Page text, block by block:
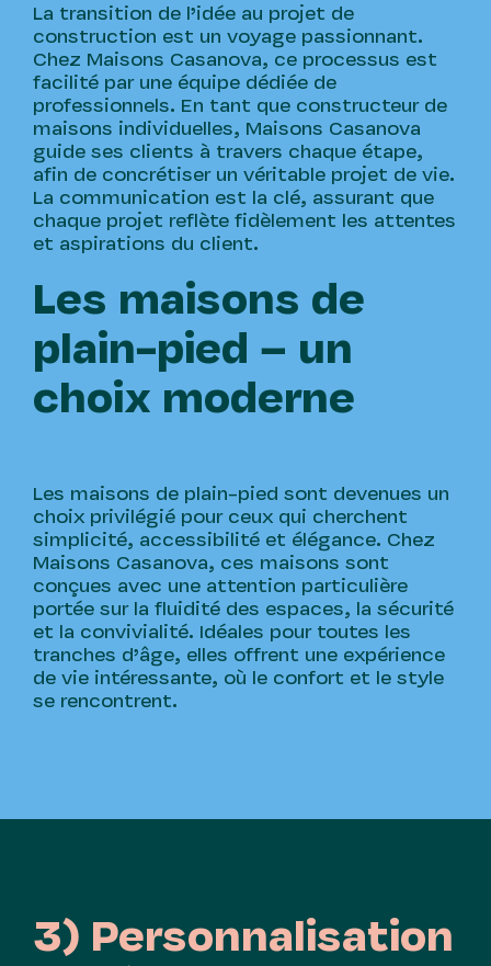
La transition de l’idée au projet de
construction est un voyage passionnant.
Chez Maisons Casanova, ce processus est
facilité par une équipe dédiée de
professionnels. En tant que constructeur de
maisons individuelles, Maisons Casanova
guide ses clients à travers chaque étape,
afin de concrétiser un véritable projet de vie.
La communication est la clé, assurant que
chaque projet reflète fidèlement les attentes
et aspirations du client.
Les maisons de
plain-pied – un
choix moderne
Les maisons de plain-pied sont devenues un
choix privilégié pour ceux qui cherchent
simplicité, accessibilité et élégance. Chez
Maisons Casanova, ces maisons sont
conçues avec une attention particulière
portée sur la fluidité des espaces, la sécurité
et la convivialité. Idéales pour toutes les
tranches d’âge, elles offrent une expérience
de vie intéressante, où le confort et le style
se rencontrent.
3) Personnalisation